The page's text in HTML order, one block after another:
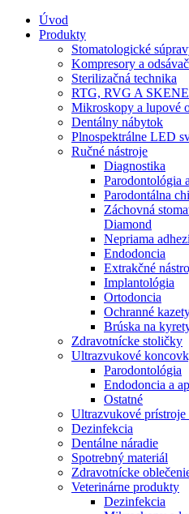
Úvod
Produkty
Stomatologické
Kompresory a
Sterilizačná technika
RTG, RVG A
Mikroskopy a lupové
Dentálny nábytok
Plnospektrálne LED
Ručné nástroje
Diagnostika
Parodontológia
Parodontálna
Záchovná
Diamond
Nepriama
Endodoncia
Extrakčné
Implantológia
Ortodoncia
Ochranné
Brúska na
Zdravotnícke stoličky
Ultrazvukové
Parodontológia
Endodoncia a
Ostatné
Ultrazvukové prístroje
Dezinfekcia
Dentálne náradie
Spotrebný materiál
Zdravotnícke
Veterinárne produkty
Dezinfekcia